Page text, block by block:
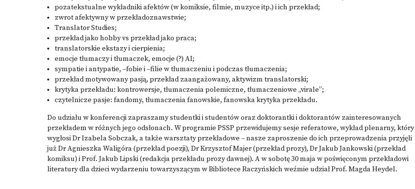
pozatekstualne wykładniki afektów (w komiksie, filmie, muzyce itp.) i ich przekład;
zwrot afektywny w przekładoznawstwie;
Translator Studies;
przekład jako hobby vs przekład jako praca;
translatorskie ekstazy i cierpienia;
emocje tłumaczy i tłumaczek, emocje (?) AI;
sympatie i antypatie, –fobie i –filie w tłumaczeniu i podczas tłumaczenia;
przekład motywowany pasją, przekład zaangażowany, aktywizm translatorski;
krytyka przekładu: kontrowersje, tłumaczenia polemiczne, tłumaczeniowe „virale”;
czytelnicze pasje: fandomy, tłumaczenia fanowskie, fanowska krytyka przekładu.
Do udziału w konferencji zapraszamy studentki i studentów oraz doktorantki i doktorantów zainteresowanych
przekładem w różnych jego odsłonach. W programie PSSP przewidujemy sesje referatowe, wykład plenarny, który
wygłosi Dr Izabela Sobczak, a także warsztaty przekładowe – nasze zaproszenie do ich przeprowadzenia przyjęli
już Dr Agnieszka Waligóra (przekład poezji), Dr Krzysztof Majer (przekład prozy), Dr Jakub Jankowski (przekład
komiksu) i Prof. Jakub Lipski (redakcja przekładu prozy dawnej). A w sobotę 30 maja w poświęconym przekładowi
literatury dla dzieci wydarzeniu towarzyszącym w Bibliotece Raczyńskich weźmie udział Prof. Magda Heydel.